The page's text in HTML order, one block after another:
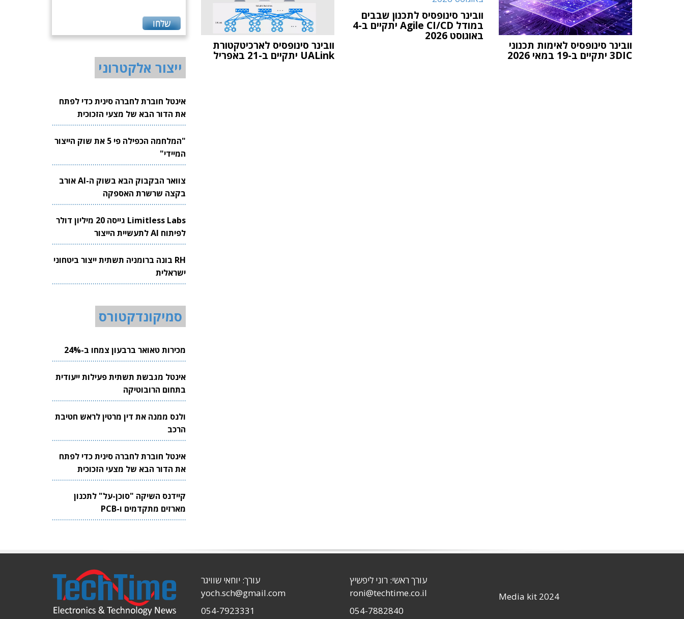
וובינר סינופסיס לאימות תכנוני
3DIC יתקיים ב-19 במאי 2026
וובינר סינופסיס לתכנון שבבים
במודל Agile CI/CD יתקיים ב-4
באוגוסט 2026
וובינר סינופסיס לארכיטקטורת
UALink יתקיים ב-21 באפריל
ייצור אלקטרוני
אינטל חוברת לחברה סינית כדי לפתח
את הדור הבא של מצעי הזכוכית
לשבבים
"המלחמה הכפילה פי 5 את שוק הייצור
המיידי"
צוואר הבקבוק הבא בשוק ה-AI אורב
בקצה שרשרת האספקה
Limitless Labs גייסה 20 מיליון דולר
לפיתוח AI לתעשיית הייצור
RH בונה ברומניה תשתית ייצור ביטחוני
ישראלית
סמיקונדקטורס
מכירות טאואר ברבעון צמחו ב-24%
אינטל מגבשת תשתית פעילות ייעודית
בתחום הרובוטיקה
ולנס ממנה את דין מרטין לראש חטיבת
הרכב
אינטל חוברת לחברה סינית כדי לפתח
את הדור הבא של מצעי הזכוכית
לשבבים
קיידנס השיקה "סוכן-על" לתכנון
מארזים מתקדמים ו-PCB
Media kit 2024
עורך ראשי: רוני ליפשיץ
roni@techtime.co.il
054-7882840
עורך: יוחאי שוויגר
yoch.sch@gmail.com
054-7923331